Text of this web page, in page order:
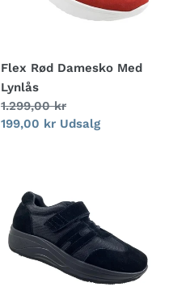
Flex Rød Damesko Med
Lynlås
Normalpris
1.299,00 kr
Udsalgspris
199,00 kr Udsalg
Easy
sorte
sko